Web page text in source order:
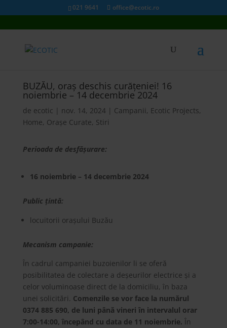
021 9641 office@ecotic.ro
BUZĂU, oraș deschis curățeniei! 16
noiembrie – 14 decembrie 2024
de ecotic | nov. 14, 2024| Campanii, Ecotic Projects,
Home, Orașe Curate, Stiri
Perioada de desfășurare:
16 noiembrie – 14 decembrie 2024
Public țintă:
locuitorii orașului Buzău
Mecanism campanie:
În cadrul campaniei buzoienilor li se oferă
posibilitatea de colectare a deșeurilor electrice și a
celor voluminoase direct de la domiciliu, în baza
unei solicitări. Comenzile se vor face la numărul
0374 885 690, de luni până vineri în intervalul orar
7:00-14:00, începând cu data de 11 noiembrie. În